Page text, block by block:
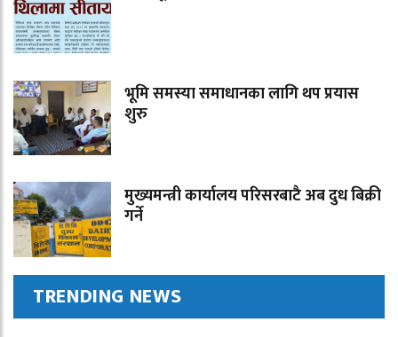
भूमि समस्या समाधानका लागि थप प्रयास
शुरु
मुख्यमन्त्री कार्यालय परिसरबाटै अब दुध बिक्री
गर्ने
TRENDING NEWS